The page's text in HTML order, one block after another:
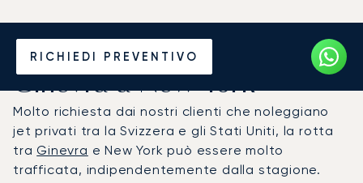
RICHIEDI PREVENTIVO
Noleggia un Jet Privato da
Ginevra a New York
Molto richiesta dai nostri clienti che noleggiano
jet privati tra la Svizzera e gli Stati Uniti, la rotta
traGinevra e New York può essere molto
trafficata, indipendentemente dalla stagione.